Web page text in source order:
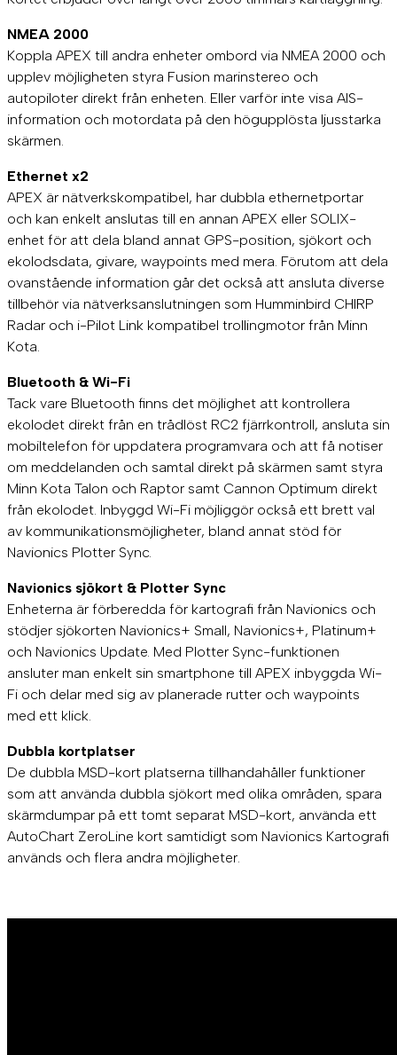
NMEA 2000
Koppla APEX till andra enheter ombord via NMEA 2000 och
upplev möjligheten styra Fusion marinstereo och
autopiloter direkt från enheten. Eller varför inte visa AIS-
information och motordata på den högupplösta ljusstarka
skärmen.
Ethernet x2
APEX är nätverkskompatibel, har dubbla ethernetportar
och kan enkelt anslutas till en annan APEX eller SOLIX-
enhet för att dela bland annat GPS-position, sjökort och
ekolodsdata, givare, waypoints med mera. Förutom att dela
ovanstående information går det också att ansluta diverse
tillbehör via nätverksanslutningen som Humminbird CHIRP
Radar och i-Pilot Link kompatibel trollingmotor från Minn
Kota.
Bluetooth & Wi-Fi
Tack vare Bluetooth finns det möjlighet att kontrollera
ekolodet direkt från en trådlöst RC2 fjärrkontroll, ansluta sin
mobiltelefon för uppdatera programvara och att få notiser
om meddelanden och samtal direkt på skärmen samt styra
Minn Kota Talon och Raptor samt Cannon Optimum direkt
från ekolodet. Inbyggd Wi-Fi möjliggör också ett brett val
av kommunikationsmöjligheter, bland annat stöd för
Navionics Plotter Sync.
Navionics sjökort & Plotter Sync
Enheterna är förberedda för kartografi från Navionics och
stödjer sjökorten Navionics+ Small, Navionics+, Platinum+
och Navionics Update. Med Plotter Sync-funktionen
ansluter man enkelt sin smartphone till APEX inbyggda Wi-
Fi och delar med sig av planerade rutter och waypoints
med ett klick.
Dubbla kortplatser
De dubbla MSD-kort platserna tillhandahåller funktioner
som att använda dubbla sjökort med olika områden, spara
skärmdumpar på ett tomt separat MSD-kort, använda ett
AutoChart ZeroLine kort samtidigt som Navionics Kartografi
används och flera andra möjligheter.